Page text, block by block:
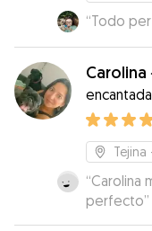
“Todo
Carolina ·
Tejina
“Carolina
perfecto”